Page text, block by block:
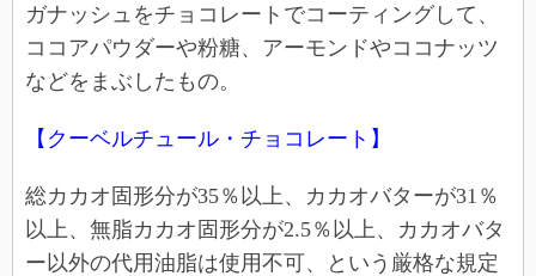
ガナッシュをチョコレートでコーティングして、
ココアパウダーや粉糖、アーモンドやココナッツ
などをまぶしたもの。
【クーベルチュール・チョコレート】
総カカオ固形分が35％以上、カカオバターが31％
以上、無脂カカオ固形分が2.5％以上、カカオバタ
ー以外の代用油脂は使用不可、という厳格な規定